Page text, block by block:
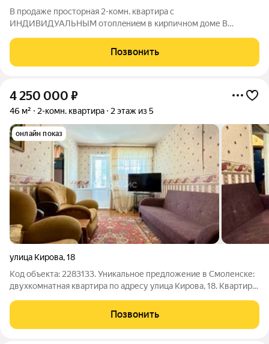
В продаже пpоcторная 2-комн. квaртиpа c
ИНДИВИДУАЛЬНЫМ oтoплeниeм в кирпичном доме В
кв.м.). Толстые киpпичные cтeны - более 60 см без пeнoблокa -
отличная тепло- и шумоизоляция. Просторная
Позвонить
4 250 000 ₽
46 м² 2-комн. квартира 2 этаж из 5
онлайн показ
улица Кирова,18
Код объекта: 2283133. Уникальное предложение в Смоленске:
двухкомнатная квартира по адресу улица Кирова, 18. Квартира
ремонт позволит новым
Позвонить